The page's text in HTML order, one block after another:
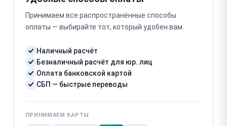
Принимаем все распространённые способы
оплаты — выбирайте тот, который удобен вам.
Наличный расчёт
Безналичный расчёт для юр. лиц
Оплата банковской картой
СБП — быстрые переводы
ПРИНИМАЕМ КАРТЫ